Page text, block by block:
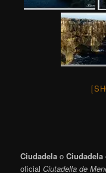
Ciudadela oCiudadela
oficialCiutadella de